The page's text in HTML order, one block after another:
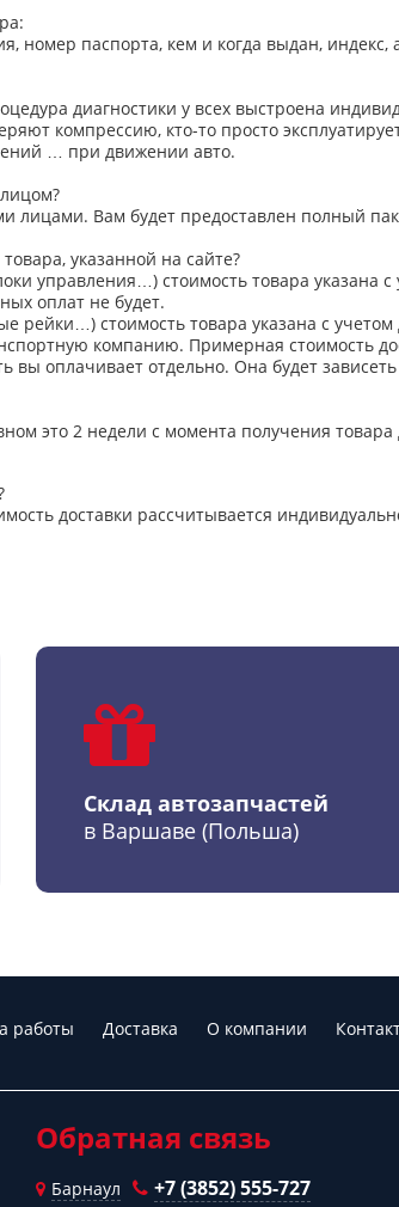
паспорта, кем и когда выдан, индекс,
диагностики у всех выстроена
компрессию, кто-то просто
… при движении авто.
Вам будет предоставлен полный
указанной на сайте?
управления…) стоимость товара указана
оплат не будет.
рейки…) стоимость товара указана с
компанию. Примерная стоимость
вы оплачивает отдельно. Она будет
это 2 недели с момента получения товара
доставки рассчитывается
Склад автозапчастей
в Варшаве (Польша)
работы Доставка О компании
Обратная связь
Барнаул +7 (3852) 555-727